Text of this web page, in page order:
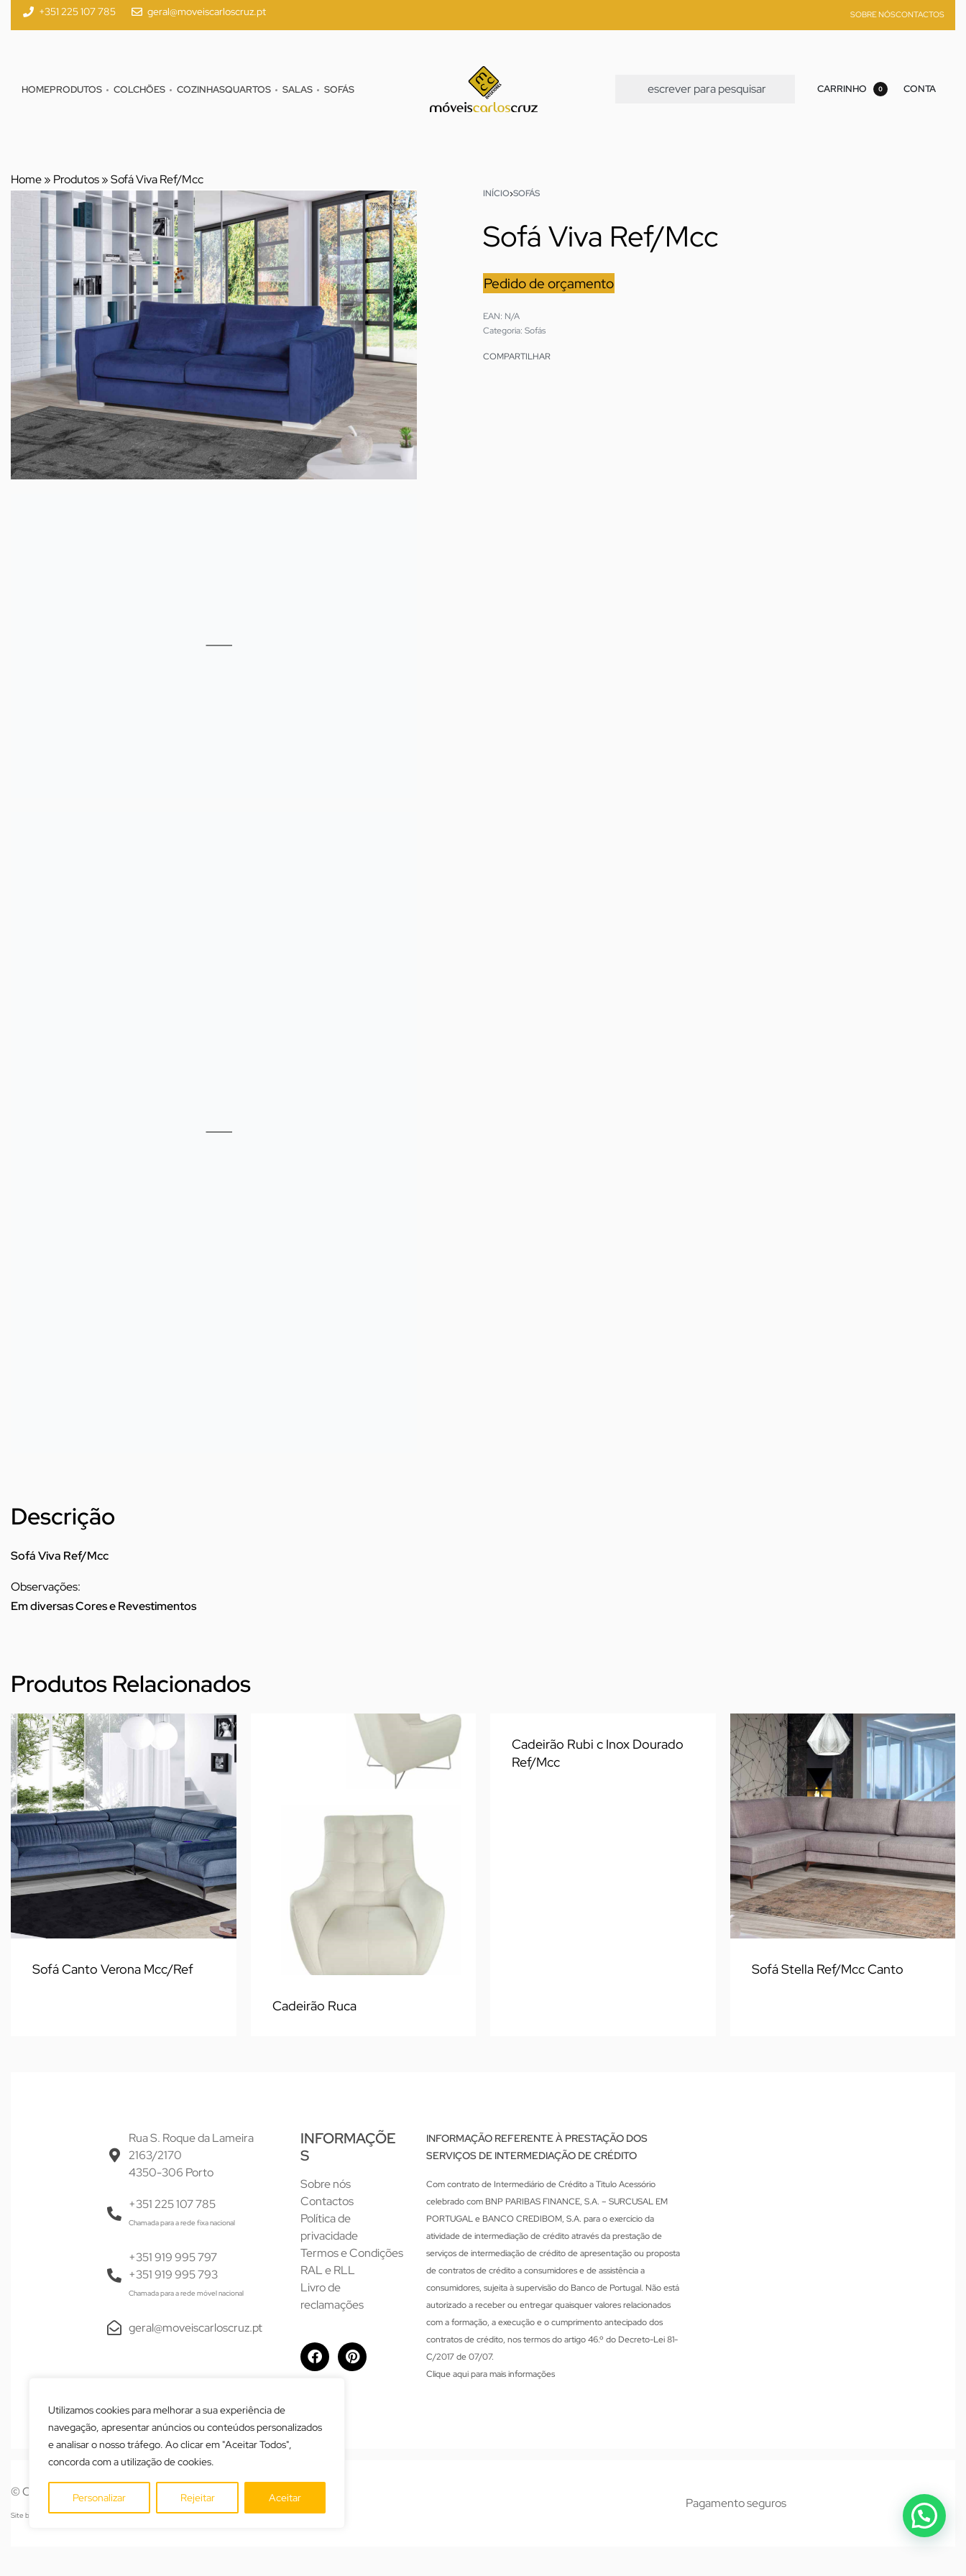
Utilizamos cookies para melhorar a sua experiência de
navegação, apresentar anúncios ou conteúdos personalizados
e analisar o nosso tráfego. Ao clicar em "Aceitar Todos",
concorda com a utilização de cookies.
Personalizar Rejeitar Aceitar
+351 225 107 785 geral@moveiscarloscruz.pt SOBRE NÓSCONTACTOS
HOMEPRODUTOS COLCHÕES COZINHASQUARTOS SALAS SOFÁS CARRINHO 0 CONTA
Home» Produtos»Sofá Viva Ref/Mcc
INÍCIO›SOFÁS
Sofá Viva Ref/Mcc
Pedido de orçamento
EAN: N/A
Categoria: Sofás
COMPARTILHAR
Descrição
Sofá Viva Ref/Mcc
Observações:
Em diversas Cores e Revestimentos
Produtos Relacionados
Sofá Canto Verona Mcc/Ref
Cadeirão Ruca
Cadeirão Rubi c Inox Dourado
Ref/Mcc
Sofá Stella Ref/Mcc Canto
Rua S. Roque da Lameira
2163/2170
4350-306 Porto
+351 225 107 785
Chamada para a rede fixa nacional
+351 919 995 797
+351 919 995 793
Chamada para a rede móvel nacional
geral@moveiscarloscruz.pt
INFORMAÇÕE
S
Sobre nós
Contactos
Política de
privacidade
Termos e Condições
RAL e RLL
Livro de
reclamações
INFORMAÇÃO REFERENTE À PRESTAÇÃO DOS
SERVIÇOS DE INTERMEDIAÇÃO DE CRÉDITO
Com contrato de Intermediário de Crédito a Titulo Acessório
celebrado com BNP PARIBAS FINANCE, S.A. – SURCUSAL EM
PORTUGAL e BANCO CREDIBOM, S.A. para o exercício da
atividade de intermediação de crédito através da prestação de
serviços de intermediação de crédito de apresentação ou proposta
de contratos de crédito a consumidores e de assistência a
consumidores, sujeita à supervisão do Banco de Portugal. Não está
autorizado a receber ou entregar quaisquer valores relacionados
com a formação, a execução e o cumprimento antecipado dos
contratos de crédito, nos termos do artigo 46.º do Decreto-Lei 81-
C/2017 de 07/07.
Clique aqui para mais informações
© Copyright 2026. Todos os direitos reservados.
Site by:
Pagamento seguros